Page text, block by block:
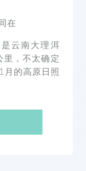
在
云南大理洱
里，不太确定
月的高原日照